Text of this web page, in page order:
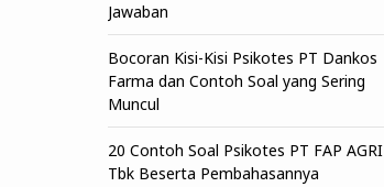
Jawaban
Bocoran Kisi-Kisi Psikotes PT Dankos
Farma dan Contoh Soal yang Sering
Muncul
20 Contoh Soal Psikotes PT FAP AGRI
Tbk Beserta Pembahasannya